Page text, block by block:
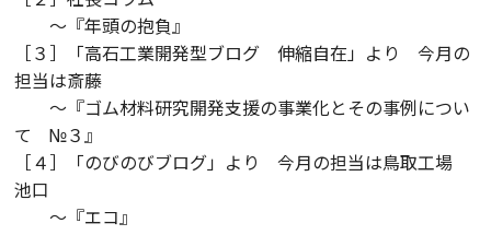
～『年頭の抱負』
［３］「高石工業開発型ブログ 伸縮自在」より 今月の
担当は斎藤
～『ゴム材料研究開発支援の事業化とその事例につい
て №３』
［４］「のびのびブログ」より 今月の担当は鳥取工場
池口
～『エコ』